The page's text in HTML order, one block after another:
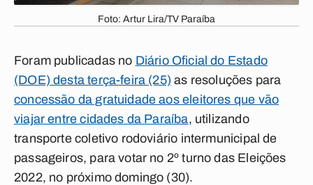
Foto: Artur Lira/TV Paraíba
Foram publicadas no Diário Oficial do Estado
(DOE) desta terça-feira (25) as resoluções para
concessão da gratuidade aos eleitores que vão
viajar entre cidades da Paraíba, utilizando
transporte coletivo rodoviário intermunicipal de
passageiros, para votar no 2º turno das Eleições
2022, no próximo domingo (30).